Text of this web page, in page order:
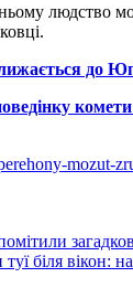
людство
до
mozut-
вікон: